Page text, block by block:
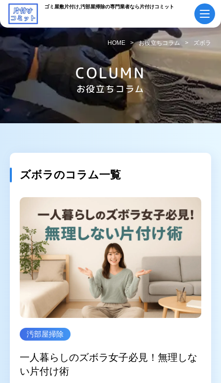
ゴミ屋敷片付け,汚部屋掃除の専門業者なら片付けコミット
初めての方へ ご依頼の流れ
会社概要・
スタッフ紹介
採用情報 よくあるご質問
お役立ちコラム
ゴミ屋敷片付け 汚部屋掃除
不用品回収 生前整理・遺品整理
ハウスクリーニング 買取
対応エリア
東京都
茨城県
HOME お役立ちコラム ズボラ
COLUMN
お役立ちコラム
ズボラのコラム一覧
汚部屋掃除
一人暮らしのズボラ女子必見！無理しな
い片付け術